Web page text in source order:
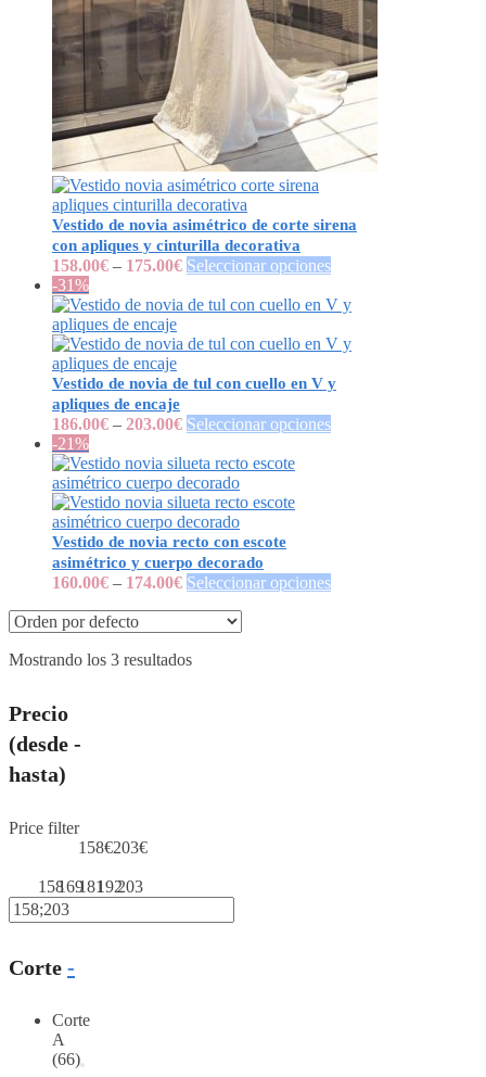
Vestido de novia asimétrico de corte sirena
con apliques y cinturilla decorativa
158.00€ – 175.00€ Seleccionar opciones
-31%
Vestido de novia de tul con cuello en V y
apliques de encaje
186.00€ – 203.00€ Seleccionar opciones
-21%
Vestido de novia recto con escote
asimétrico y cuerpo decorado
160.00€ – 174.00€ Seleccionar opciones
Mostrando los 3 resultados
Precio
(desde -
hasta)
Price filter
158€203€
158169181192203
Corte -
Corte
A
(66)